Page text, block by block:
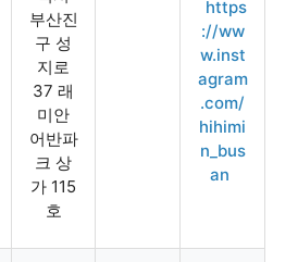
부산진
구 성
지로
37 래
미안
어반파
크 상
가 115
호
https
://ww
w.inst
agram
.com/
hihimi
n_bus
an